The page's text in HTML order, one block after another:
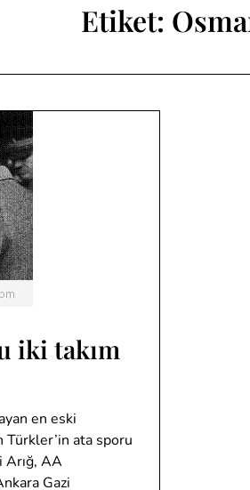
Etiket:
iki takım
en eski
ata sporu
AA
Gazi